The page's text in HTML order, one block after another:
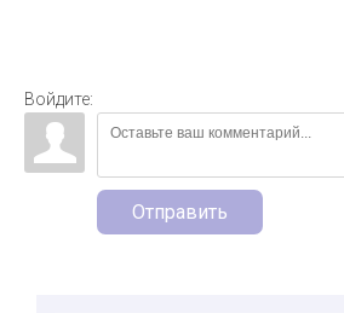
Войдите:
Отправить